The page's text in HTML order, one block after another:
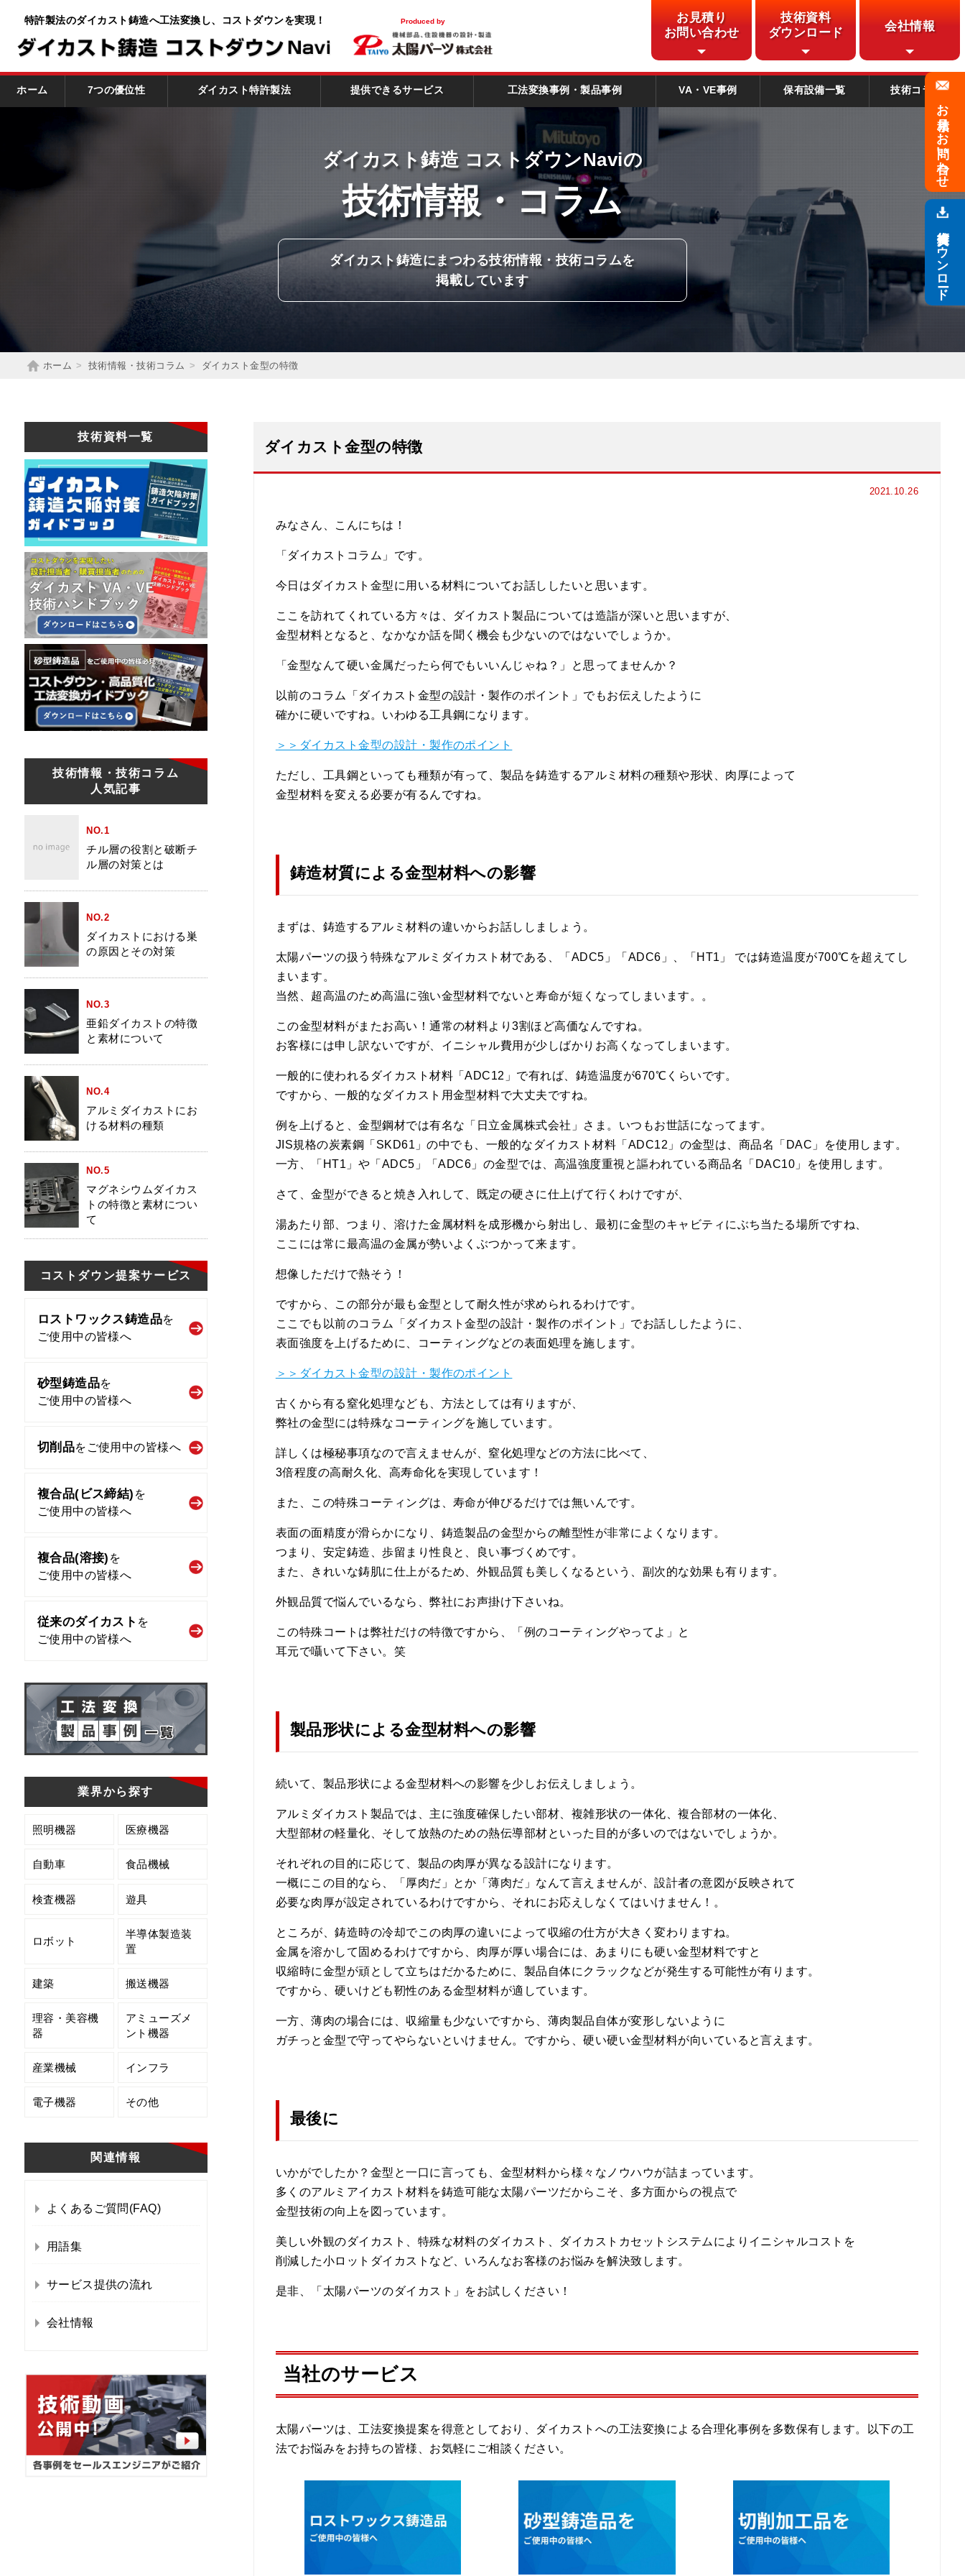
特許製法のダイカスト鋳造へ工法変換し、 コストダウンを実現！ Produced by
お見積り
お問い合わせ
技術資料
ダウンロード
会社情報
ホーム 7つの優位性 ダイカスト特許製法 提供できるサービス 工法変換事例・製品事例 VA・VE事例 保有設備一覧 技術コラム
ダイカスト鋳造 コストダウンNaviの
技術情報・コラム
ダイカスト鋳造にまつわる技術情報・技術コラムを
掲載しています
ホーム 技術情報・技術コラム ダイカスト金型の特徴
ダイカスト金型の特徴
2021.10.26
みなさん、こんにちは！
「ダイカストコラム」です。
今日はダイカスト金型に用いる材料についてお話ししたいと思います。
ここを訪れてくれている方々は、ダイカスト製品については造詣が深いと思いますが、
金型材料となると、なかなか話を聞く機会も少ないのではないでしょうか。
「金型なんて硬い金属だったら何でもいいんじゃね？」と思ってませんか？
以前のコラム「ダイカスト金型の設計・製作のポイント」でもお伝えしたように
確かに硬いですね。いわゆる工具鋼になります。
＞＞ダイカスト金型の設計・製作のポイント
ただし、工具鋼といっても種類が有って、製品を鋳造するアルミ材料の種類や形状、肉厚によって
金型材料を変える必要が有るんですね。
鋳造材質による金型材料への影響
まずは、鋳造するアルミ材料の違いからお話ししましょう。
太陽パーツの扱う特殊なアルミダイカスト材である、「ADC5」「ADC6」、「HT1」 では鋳造温度が700℃を超えてし
まいます。
当然、超高温のため高温に強い金型材料でないと寿命が短くなってしまいます。。
この金型材料がまたお高い！通常の材料より3割ほど高価なんですね。
お客様には申し訳ないですが、イニシャル費用が少しばかりお高くなってしまいます。
一般的に使われるダイカスト材料「ADC12」で有れば、鋳造温度が670℃くらいです。
ですから、一般的なダイカスト用金型材料で大丈夫ですね。
例を上げると、金型鋼材では有名な「日立金属株式会社」さま。いつもお世話になってます。
JIS規格の炭素鋼「SKD61」の中でも、一般的なダイカスト材料「ADC12」の金型は、商品名「DAC」を使用します。
一方、「HT1」や「ADC5」「ADC6」の金型では、高温強度重視と謳われている商品名「DAC10」を使用します。
さて、金型ができると焼き入れして、既定の硬さに仕上げて行くわけですが、
湯あたり部、つまり、溶けた金属材料を成形機から射出し、最初に金型のキャビティにぶち当たる場所ですね、
ここには常に最高温の金属が勢いよくぶつかって来ます。
想像しただけで熱そう！
ですから、この部分が最も金型として耐久性が求められるわけです。
ここでも以前のコラム「ダイカスト金型の設計・製作のポイント」でお話ししたように、
表面強度を上げるために、コーティングなどの表面処理を施します。
＞＞ダイカスト金型の設計・製作のポイント
古くから有る窒化処理なども、方法としては有りますが、
弊社の金型には特殊なコーティングを施しています。
詳しくは極秘事項なので言えませんが、窒化処理などの方法に比べて、
3倍程度の高耐久化、高寿命化を実現しています！
また、この特殊コーティングは、寿命が伸びるだけでは無いんです。
表面の面精度が滑らかになり、鋳造製品の金型からの離型性が非常によくなります。
つまり、安定鋳造、歩留まり性良と、良い事づくめです。
また、きれいな鋳肌に仕上がるため、外観品質も美しくなるという、副次的な効果も有ります。
外観品質で悩んでいるなら、弊社にお声掛け下さいね。
この特殊コートは弊社だけの特徴ですから、「例のコーティングやってよ」と
耳元で囁いて下さい。笑
製品形状による金型材料への影響
続いて、製品形状による金型材料への影響を少しお伝えしましょう。
アルミダイカスト製品では、主に強度確保したい部材、複雑形状の一体化、複合部材の一体化、
大型部材の軽量化、そして放熱のための熱伝導部材といった目的が多いのではないでしょうか。
それぞれの目的に応じて、製品の肉厚が異なる設計になります。
一概にこの目的なら、「厚肉だ」とか「薄肉だ」なんて言えませんが、設計者の意図が反映されて
必要な肉厚が設定されているわけですから、それにお応えしなくてはいけません！。
ところが、鋳造時の冷却でこの肉厚の違いによって収縮の仕方が大きく変わりますね。
金属を溶かして固めるわけですから、肉厚が厚い場合には、あまりにも硬い金型材料ですと
収縮時に金型が頑として立ちはだかるために、製品自体にクラックなどが発生する可能性が有ります。
ですから、硬いけども靭性のある金型材料が適しています。
一方、薄肉の場合には、収縮量も少ないですから、薄肉製品自体が変形しないように
ガチっと金型で守ってやらないといけません。ですから、硬い硬い金型材料が向いていると言えます。
最後に
いかがでしたか？金型と一口に言っても、金型材料から様々なノウハウが詰まっています。
多くのアルミアイカスト材料を鋳造可能な太陽パーツだからこそ、多方面からの視点で
金型技術の向上を図っています。
美しい外観のダイカスト、特殊な材料のダイカスト、ダイカストカセットシステムによりイニシャルコストを
削減した小ロットダイカストなど、いろんなお客様のお悩みを解決致します。
是非、「太陽パーツのダイカスト」をお試しください！
当社のサービス
太陽パーツは、工法変換提案を得意としており、ダイカストへの工法変換による合理化事例を多数保有します。以下の工
法でお悩みをお持ちの皆様、お気軽にご相談ください。
技術資料一覧
技術情報・技術コラム
人気記事
NO.1
チル層の役割と破断チ
ル層の対策とは
NO.2
ダイカストにおける巣
の原因とその対策
NO.3
亜鉛ダイカストの特徴
と素材について
NO.4
アルミダイカストにお
ける材料の種類
NO.5
マグネシウムダイカス
トの特徴と素材につい
て
コストダウン提案サービス
ロストワックス鋳造品を
ご使用中の皆様へ
砂型鋳造品を
ご使用中の皆様へ
切削品を ご使用中の皆様へ
複合品(ビス締結) を
ご使用中の皆様へ
複合品(溶接) を
ご使用中の皆様へ
従来のダイカスト を
ご使用中の皆様へ
業界から探す
照明機器 医療機器
自動車 食品機械
検査機器 遊具
ロボット
半導体製造装
置
建築 搬送機器
理容・美容機
器
アミューズメ
ント機器
産業機械 インフラ
電子機器 その他
関連情報
よくあるご質問(FAQ)
用語集
サービス提供の流れ
会社情報
お見積り・
お問い合わせ
ダウンロード